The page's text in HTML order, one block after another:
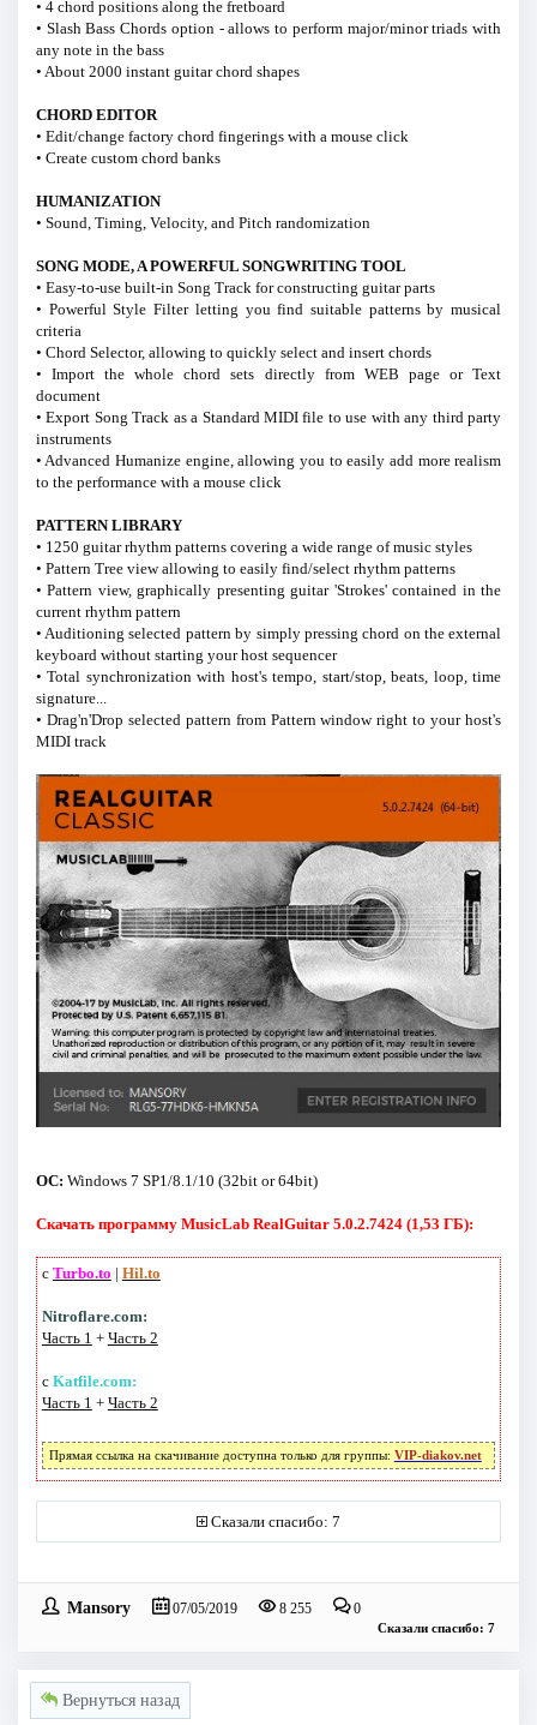
• 4 chord positions along the fretboard
• Slash Bass Chords option - allows to perform major/minor triads with
any note in the bass
• About 2000 instant guitar chord shapes
CHORD EDITOR
• Edit/change factory chord fingerings with a mouse click
• Create custom chord banks
HUMANIZATION
• Sound, Timing, Velocity, and Pitch randomization
SONG MODE, A POWERFUL SONGWRITING TOOL
• Easy-to-use built-in Song Track for constructing guitar parts
• Powerful Style Filter letting you find suitable patterns by musical
criteria
• Chord Selector, allowing to quickly select and insert chords
• Import the whole chord sets directly from WEB page or Text
document
• Export Song Track as a Standard MIDI file to use with any third party
instruments
• Advanced Humanize engine, allowing you to easily add more realism
to the performance with a mouse click
PATTERN LIBRARY
• 1250 guitar rhythm patterns covering a wide range of music styles
• Pattern Tree view allowing to easily find/select rhythm patterns
• Pattern view, graphically presenting guitar 'Strokes' contained in the
current rhythm pattern
• Auditioning selected pattern by simply pressing chord on the external
keyboard without starting your host sequencer
• Total synchronization with host's tempo, start/stop, beats, loop, time
signature...
• Drag'n'Drop selected pattern from Pattern window right to your host's
MIDI track
ОС: Windows 7 SP1/8.1/10 (32bit or 64bit)
Скачать программу MusicLab RealGuitar 5.0.2.7424 (1,53 ГБ):
с Turbo.to | Hil.to
Nitroflare.com:
Часть 1 + Часть 2
с Katfile.com:
Часть 1 + Часть 2
Прямая ссылка на скачивание доступна только для группы: VIP-diakov.net
Сказали спасибо: 7
Mansory 07/05/2019 8 255 0
Сказали спасибо: 7
Вернуться назад